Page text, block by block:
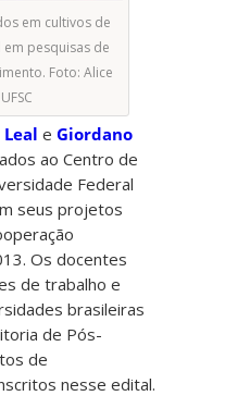
em cultivos de
pesquisas de
Foto: Alice
eGiordano
ao Centro de
Federal
seus projetos
Os docentes
de trabalho e
brasileiras
de Pós-
de
nesse edital.